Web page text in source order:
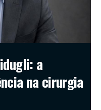
a
na cirurgia